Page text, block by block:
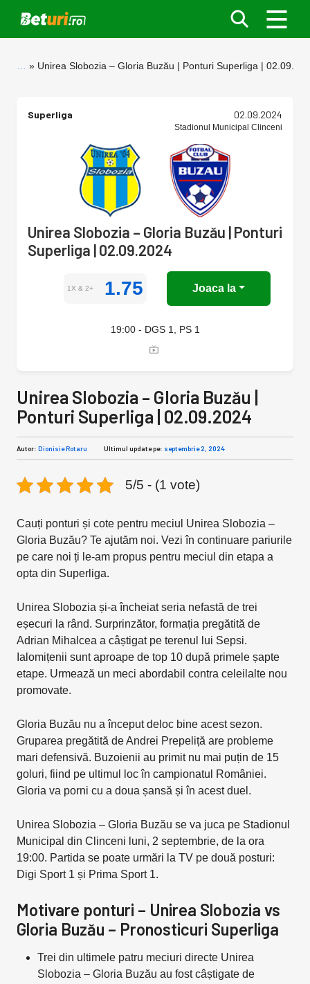
Unirea Slobozia – Gloria Buzău | Ponturi Superliga |
Superliga 02.09.2024
Stadionul Municipal Clinceni
Unirea Slobozia – Gloria Buzău | Ponturi
Superliga | 02.09.2024
1X & 2+ 1.75 Joaca la
19:00 - DGS 1, PS 1
Unirea Slobozia – Gloria Buzău |
Ponturi Superliga | 02.09.2024
Autor: Dionisie Rotaru Ultimul update pe: septembrie 2, 2024
5/5 - (1 vote)
Cauți ponturi și cote pentru meciul Unirea Slobozia –
Gloria Buzău? Te ajutăm noi. Vezi în continuare pariurile
pe care noi ți le-am propus pentru meciul din etapa a
opta din Superliga.
Unirea Slobozia și-a încheiat seria nefastă de trei
eșecuri la rând. Surprinzător, formația pregătită de
Adrian Mihalcea a câștigat pe terenul lui Sepsi.
Ialomițenii sunt aproape de top 10 după primele șapte
etape. Urmează un meci abordabil contra celeilalte nou
promovate.
Gloria Buzău nu a început deloc bine acest sezon.
Gruparea pregătită de Andrei Prepeliță are probleme
mari defensivă. Buzoienii au primit nu mai puțin de 15
goluri, fiind pe ultimul loc în campionatul României.
Gloria va porni cu a doua șansă și în acest duel.
Unirea Slobozia – Gloria Buzău se va juca pe Stadionul
Municipal din Clinceni luni, 2 septembrie, de la ora
19:00. Partida se poate urmări la TV pe două posturi:
Digi Sport 1 și Prima Sport 1.
Motivare ponturi – Unirea Slobozia vs
Gloria Buzău – Pronosticuri Superliga
Trei din ultimele patru meciuri directe Unirea
Slobozia – Gloria Buzău au fost câștigate de